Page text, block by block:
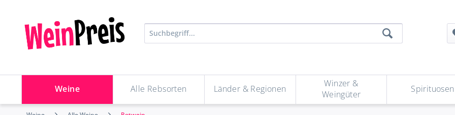
Weine Alle Rebsorten Länder & Regionen
Winzer &
Weingüter
Spirituosen